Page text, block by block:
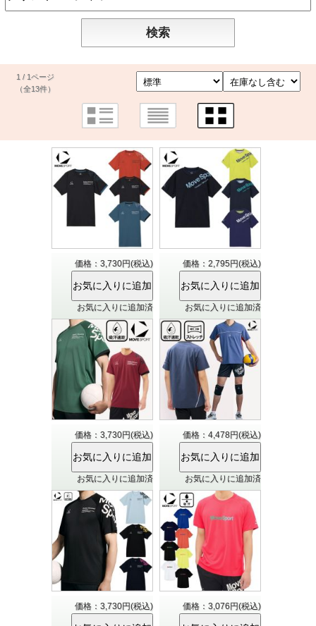
1 / 1ページ
（全13件）
価格：3,730円(税込)
お気に入りに追加済
価格：2,795円(税込)
お気に入りに追加済
価格：3,730円(税込)
お気に入りに追加済
価格：4,478円(税込)
お気に入りに追加済
価格：3,730円(税込) 価格：3,076円(税込)